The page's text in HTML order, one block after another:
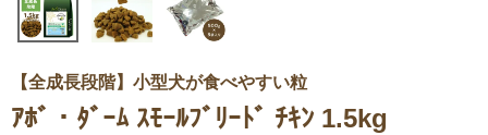
【全成長段階】小型犬が食べやすい粒
ｱﾎﾞ・ﾀﾞｰﾑ ｽﾓｰﾙﾌﾞﾘｰﾄﾞ ﾁｷﾝ 1.5kg